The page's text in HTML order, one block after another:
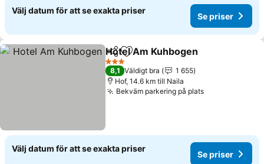
Välj datum för att se exakta priser
Se priser
Dela Lägg till i Mina Favoriter
Hotel Am Kuhbogen
3 Stjärnor
8,1 Väldigt bra
1 655
Hof, 14.6 km till Naila
Bekväm parkering på plats
Välj datum för att se exakta priser
Se priser